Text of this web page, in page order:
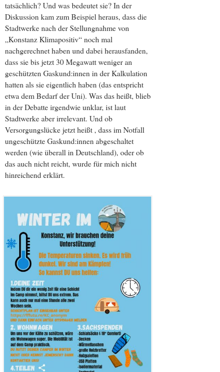
tatsächlich? Und was bedeutet sie? In der
Diskussion kam zum Beispiel heraus, dass die
Stadtwerke nach der Stellungnahme von
„Konstanz Klimapositiv“ noch mal
nachgerechnet haben und dabei herausfanden,
dass sie bis jetzt 30 Megawatt weniger an
geschützten Gaskund:innen in der Kalkulation
hatten als sie eigentlich haben (das entspricht
etwa dem Bedarf der Uni). Was das heißt, blieb
in der Debatte irgendwie unklar, ist laut
Stadtwerke aber irrelevant. Und ob
Versorgungslücke jetzt heißt , dass im Notfall
ungeschützte Gaskund:innen abgeschaltet
werden (wie überall in Deutschland), oder ob
das auch nicht reicht, wurde für mich nicht
hinreichend erklärt.